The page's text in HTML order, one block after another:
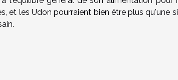
et les Udon pourraient bien être plus qu'une